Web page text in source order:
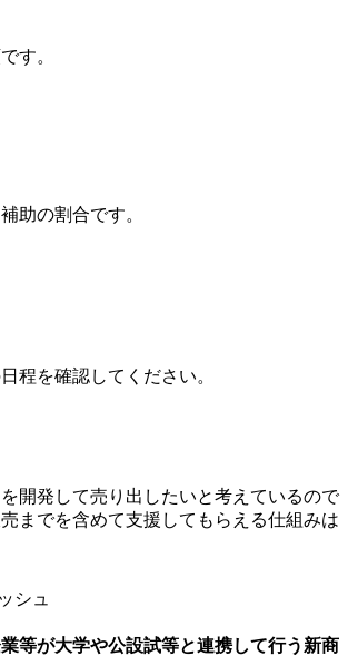
す。
助の割合です。
程を確認してください。
開発して売り出したいと考えているので
までを含めて支援してもらえる仕組みは
シュ
等が大学や公設試等と連携して行う新商